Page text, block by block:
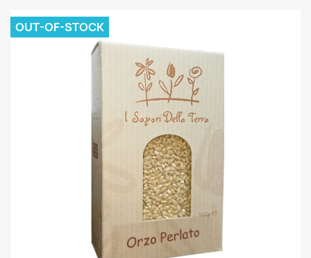
OUT-OF-STOCK